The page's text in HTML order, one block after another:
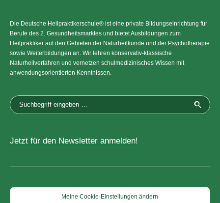
Die Deutsche Heilpraktikerschule® ist eine private Bildungseinrichtung für
Berufe des 2. Gesundheitsmarktes und bietet Ausbildungen zum
Heilpraktiker auf den Gebieten der Naturheilkunde und der Psychotherapie
sowie Weiterbildungen an. Wir lehren konservativ-klassische
Naturheilverfahren und vernetzen schulmedizinisches Wissen mit
anwendungsorientierten Kenntnissen.
Jetzt für den Newsletter anmelden!
Meine Cookie-Einstellungen ändern